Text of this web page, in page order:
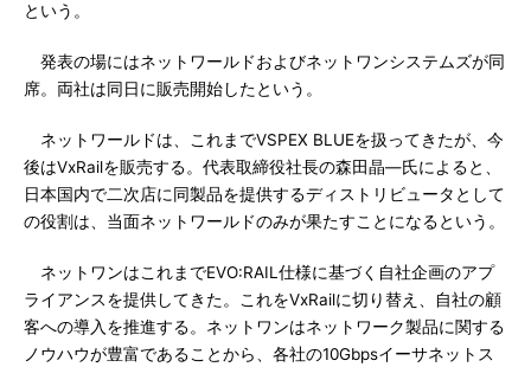
という。
発表の場にはネットワールドおよびネットワンシステムズが同
席。両社は同日に販売開始したという。
ネットワールドは、これまでVSPEX BLUEを扱ってきたが、今
後はVxRailを販売する。代表取締役社長の森田晶―氏によると、
日本国内で二次店に同製品を提供するディストリビュータとして
の役割は、当面ネットワールドのみが果たすことになるという。
ネットワンはこれまでEVO:RAIL仕様に基づく自社企画のアプ
ライアンスを提供してきた。これをVxRailに切り替え、自社の顧
客への導入を推進する。ネットワンはネットワーク製品に関する
ノウハウが豊富であることから、各社の10Gbpsイーサネットス